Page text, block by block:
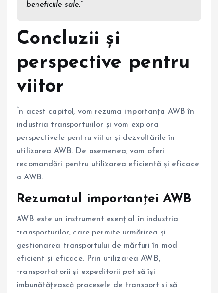
beneficiile sale.”
Concluzii și
perspective pentru
viitor
În acest capitol, vom rezuma importanța AWB în
industria transporturilor și vom explora
perspectivele pentru viitor și dezvoltările în
utilizarea AWB. De asemenea, vom oferi
recomandări pentru utilizarea eficientă și eficace
a AWB.
Rezumatul importanței AWB
AWB este un instrument esențial în industria
transporturilor, care permite urmărirea și
gestionarea transportului de mărfuri în mod
eficient și eficace. Prin utilizarea AWB,
transportatorii și expeditorii pot să își
îmbunătățească procesele de transport și să